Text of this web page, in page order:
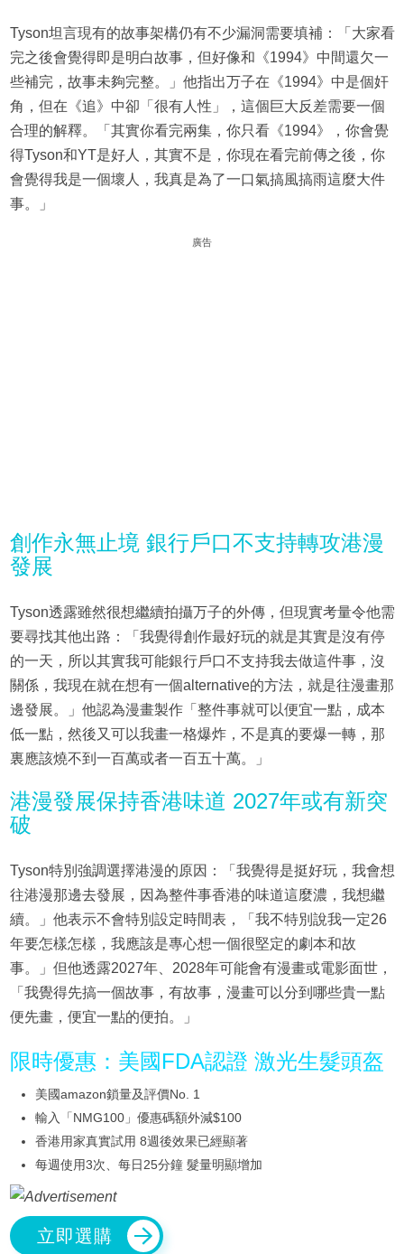
Tyson坦言現有的故事架構仍有不少漏洞需要填補：「大家看
完之後會覺得即是明白故事，但好像和《1994》中間還欠一
些補完，故事未夠完整。」他指出万子在《1994》中是個奸
角，但在《追》中卻「很有人性」，這個巨大反差需要一個
合理的解釋。「其實你看完兩集，你只看《1994》，你會覺
得Tyson和YT是好人，其實不是，你現在看完前傳之後，你
會覺得我是一個壞人，我真是為了一口氣搞風搞雨這麼大件
事。」
廣告
創作永無止境 銀行戶口不支持轉攻港漫
發展
Tyson透露雖然很想繼續拍攝万子的外傳，但現實考量令他需
要尋找其他出路：「我覺得創作最好玩的就是其實是沒有停
的一天，所以其實我可能銀行戶口不支持我去做這件事，沒
關係，我現在就在想有一個alternative的方法，就是往漫畫那
邊發展。」他認為漫畫製作「整件事就可以便宜一點，成本
低一點，然後又可以我畫一格爆炸，不是真的要爆一轉，那
裏應該燒不到一百萬或者一百五十萬。」
港漫發展保持香港味道 2027年或有新突
破
Tyson特別強調選擇港漫的原因：「我覺得是挺好玩，我會想
往港漫那邊去發展，因為整件事香港的味道這麼濃，我想繼
續。」他表示不會特別設定時間表，「我不特別說我一定26
年要怎樣怎樣，我應該是專心想一個很堅定的劇本和故
事。」但他透露2027年、2028年可能會有漫畫或電影面世，
「我覺得先搞一個故事，有故事，漫畫可以分到哪些貴一點
便先畫，便宜一點的便拍。」
限時優惠：美國FDA認證 激光生髮頭盔
美國amazon鎖量及評價No. 1
輸入「NMG100」優惠碼額外減$100
香港用家真實試用 8週後效果已經顯著
每週使用3次、每日25分鐘 髮量明顯增加
立即選購